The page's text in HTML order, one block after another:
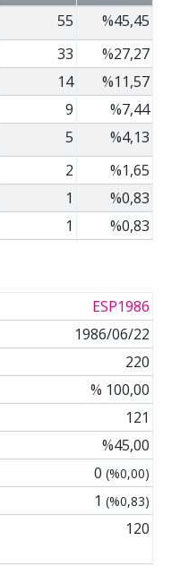
55
%45,45
33
%27,27
14
%11,57
9
%7,44
5
%4,13
2
%1,65
1
%0,83
1 %0,83
ESP1986
1986/06/22
220
% 100,00
121
%45,00
0 (%0,00)
1 (%0,83)
120